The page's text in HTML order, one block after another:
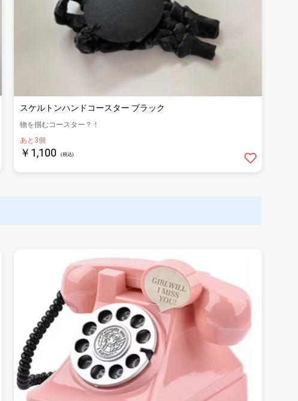
スケルトンハンドコースター ブラック
物を掴むコースター？！
あと3個
￥1,100 (税込)